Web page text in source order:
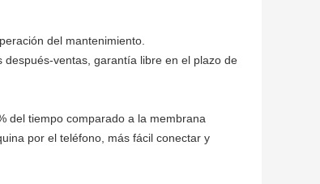
del mantenimiento.
ventas, garantía libre en el plazo de
del tiempo comparado a la membrana
por el teléfono, más fácil conectar y